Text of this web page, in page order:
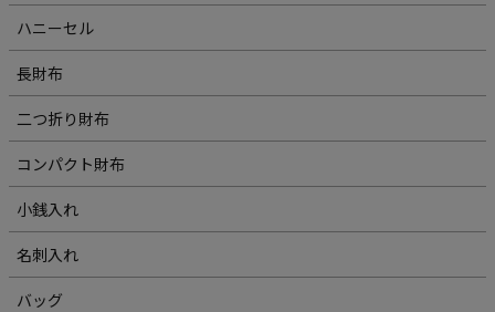
ハニーセル
長財布
二つ折り財布
コンパクト財布
小銭入れ
名刺入れ
バッグ